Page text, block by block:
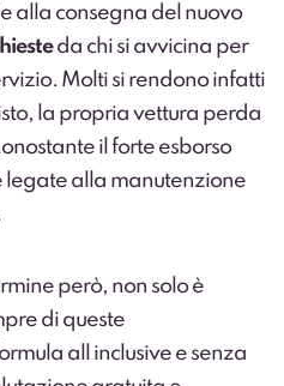
alla consegna del nuovo
da chi si avvicina per
Molti si rendono infatti
la propria vettura perda
il forte esborso
legate alla manutenzione
però, non solo è
di queste
all inclusive e senza